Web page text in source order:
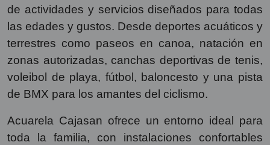
de actividades y servicios diseñados para todas
las edades y gustos. Desde deportes acuáticos y
terrestres como paseos en canoa, natación en
zonas autorizadas, canchas deportivas de tenis,
voleibol de playa, fútbol, baloncesto y una pista
de BMX para los amantes del ciclismo.
Acuarela Cajasan ofrece un entorno ideal para
toda la familia, con instalaciones confortables